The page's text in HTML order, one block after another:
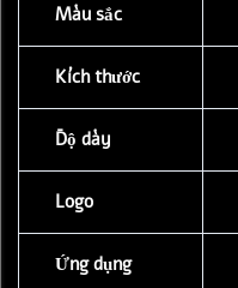
Màu sắc
Kích thước
Độ dày
Logo
Ứng dụng